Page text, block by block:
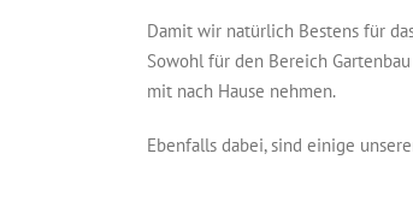
Damit wir natürlich Bestens für
Sowohl für den Bereich
mit nach Hause nehmen.
Ebenfalls dabei, sind einige